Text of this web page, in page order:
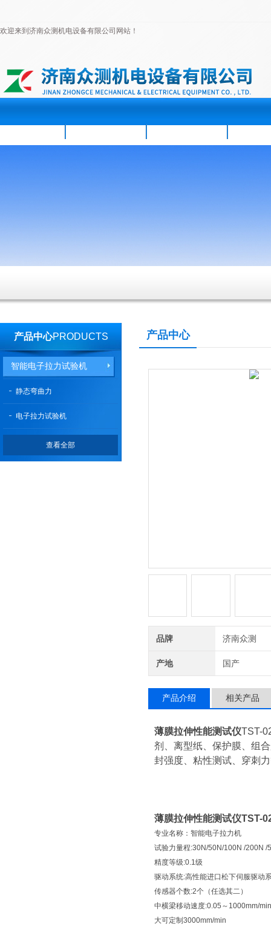
欢迎来到济南众测机电设备有限公司网站！
产品中心PRODUCTS
智能电子拉力试验机
静态弯曲力
电子拉力试验机
查看全部
产品中心
品牌 济南众测
产地 国产
产品介绍 相关产品
薄膜拉伸性能测试仪TST-
剂、离型纸、保护膜、组
封强度、粘性测试、穿刺
薄膜拉伸性能测试仪TST-
专业名称：智能电子拉力机
试验力量程:30N/50N/100N /200N /
精度等级:0.1级
驱动系统:高性能进口松下伺服驱动
传感器个数:2个（任选其二）
中横梁移动速度:0.05～1000mm/
大可定制3000mm/min